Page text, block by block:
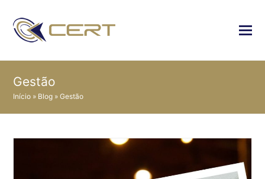
Gestão
Início » Blog »Gestão